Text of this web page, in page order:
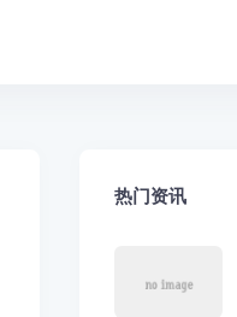
热门资讯